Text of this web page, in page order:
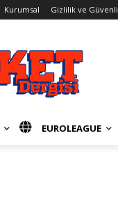
Kurumsal Gizlilik ve
EUROLEAGUE